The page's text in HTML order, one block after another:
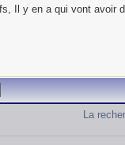
Il y en a qui vont avoir
La